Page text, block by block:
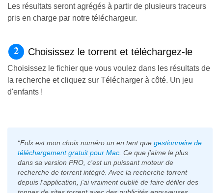
Les résultats seront agrégés à partir de plusieurs traceurs
pris en charge par notre téléchargeur.
Choisissez le torrent et téléchargez-le
Choisissez le fichier que vous voulez dans les résultats de
la recherche et cliquez sur Télécharger à côté. Un jeu
d'enfants !
“Folx est mon choix numéro un en tant que gestionnaire de
téléchargement gratuit pour Mac . Ce que j'aime le plus
dans sa version PRO, c'est un puissant moteur de
recherche de torrent intégré. Avec la recherche torrent
depuis l'application, j'ai vraiment oublié de faire défiler des